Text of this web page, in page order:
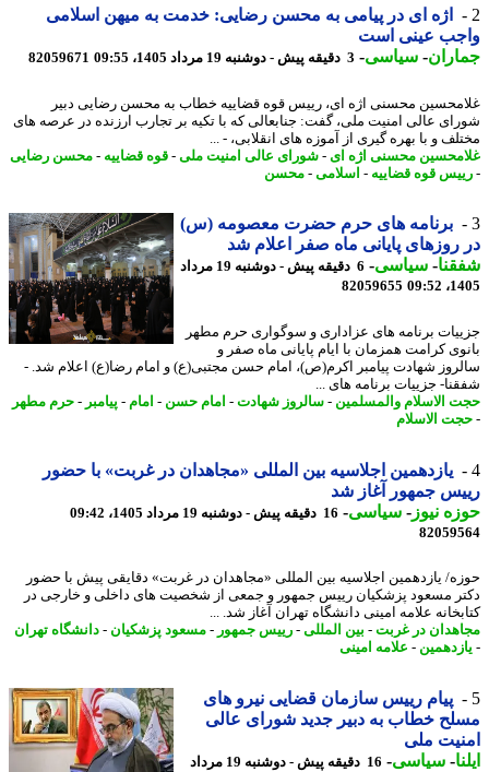
اژه ای در پیامی به محسن رضایی: خدمت به میهن اسلامی
عینی است
- سیاسی-3 دقیقه پیش - دوشنبه 19 مرداد 1405، 09:55 82059671
محسنی اژه ای، رییس قوه قضاییه خطاب به محسن رضایی دبیر
عالی امنیت ملی، گفت: جنابعالی که با تکیه بر تجارب ارزنده در عرصه های
و با بهره گیری از آموزه های انقلابی، - ...
محسنی اژه ای - شورای عالی امنیت ملی -قوه قضاییه-محسن رضایی
قوه قضاییه-اسلامی-محسن
برنامه های حرم حضرت معصومه (س)
روزهای پایانی ماه صفر اعلام شد
-سیاسی-
6 دقیقه پیش - دوشنبه 19 مرداد
82059655
برنامه های عزاداری و سوگواری حرم مطهر
کرامت همزمان با ایام پایانی ماه صفر و
شهادت پیامبر اکرم(ص)، امام حسن مجتبی(ع) و امام رضا(ع) اعلام شد. -
جزییات برنامه های ...
الاسلام والمسلمین-سالروز شهادت-امام حسن-امام -پیامبر-حرم مطهر
الاسلام
یازدهمین اجلاسیه بین المللی «مجاهدان در غربت» با حضور
جمهور آغاز شد
نیوز-سیاسی-16 دقیقه پیش - دوشنبه 19 مرداد 1405، 09:42
یازدهمین اجلاسیه بین المللی «مجاهدان در غربت» دقایقی پیش با حضور
مسعود پزشکیان رییس جمهور و جمعی از شخصیت های داخلی و خارجی در
علامه امینی دانشگاه تهران آغاز شد. ...
در غربت-بین المللی-رییس جمهور-مسعود پزشکیان-دانشگاه تهران
-علامه امینی
پیام رییس سازمان قضایی نیرو های
خطاب به دبیر جدید شورای عالی
ملی
-سیاسی-
16 دقیقه پیش - دوشنبه 19 مرداد